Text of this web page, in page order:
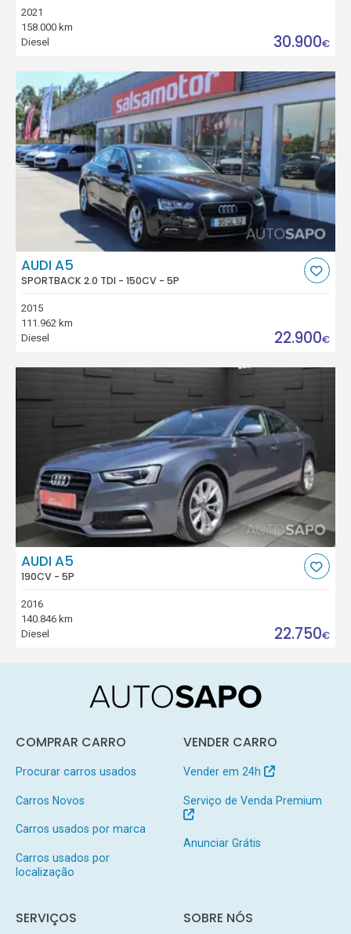
2021
158.000 km
Diesel
30.900€
AUDI A5
SPORTBACK 2.0 TDI - 150CV - 5P
2015
111.962 km
Diesel
22.900€
AUDI A5
190CV - 5P
2016
140.846 km
Diesel
22.750€
COMPRAR CARRO
Procurar carros usados
Carros Novos
Carros usados por marca
Carros usados por
localização
VENDER CARRO
Vender em 24h
Serviço de Venda Premium
Anunciar Grátis
SERVIÇOS SOBRE NÓS